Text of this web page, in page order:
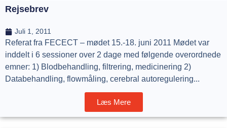
Rejsebrev
Juli 1, 2011
Referat fra FECECT – mødet 15.-18. juni 2011 Mødet var
inddelt i 6 sessioner over 2 dage med følgende overordnede
emner: 1) Blodbehandling, filtrering, medicinering 2)
Databehandling, flowmåling, cerebral autoregulering...
Læs Mere